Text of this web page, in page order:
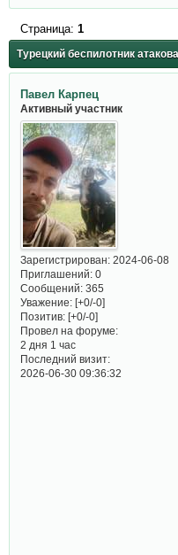
Турецкий беспилотник
Страница: 1
Павел Карпец
Активный участник
Зарегистрирован: 2024-06-08
Приглашений:0
Сообщений:365
Уважение: [+0/-0]
Позитив: [+0/-0]
Провел на форуме:
2 дня 1 час
Последний визит:
2026-06-30 09:36:32